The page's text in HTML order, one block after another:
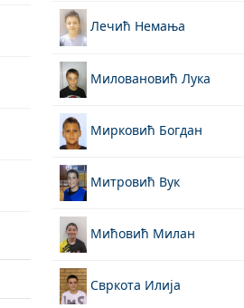
Лечић Немања
Миловановић Лука
Мирковић Богдан
Митровић Вук
Мићовић Милан
Свркота Илија